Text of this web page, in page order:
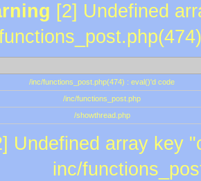
[2] Undefined
/inc/functions_post.php(474) : eval()'d code
/inc/functions_post.php
/showthread.php
Undefined array key
inc/